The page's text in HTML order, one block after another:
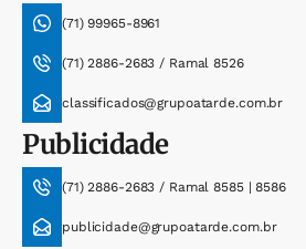
(71) 99965-8961
(71) 2886-2683 / Ramal 8526
classificados@grupoatarde.com.br
Publicidade
(71) 2886-2683 / Ramal 8585 | 8586
publicidade@grupoatarde.com.br